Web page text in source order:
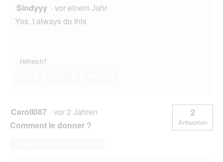
Sindyyy · vor einem Jahr
Yes. I always do this
Hilfreich?
Caroll087 · vor 2 Jahren
Comment le donner ?
2
Antworten